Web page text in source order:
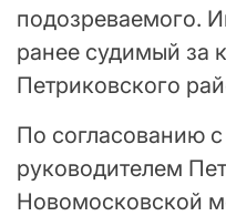
подозреваемого.
ранее судимый за
Петриковского
По согласованию
руководителем
Новомосковской